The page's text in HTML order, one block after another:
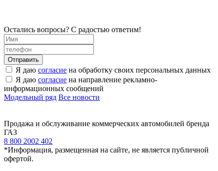
Остались вопросы? С радостью ответим!
Я даю согласие на обработку своих персональных данных
Я даю согласие на направление рекламно-
информационных сообщений
Модельный ряд Все новости
Продажа и обслуживание коммерческих автомобилей бренда
ГАЗ
8 800 2002 402
*Информация, размещенная на сайте, не является публичной
офертой.